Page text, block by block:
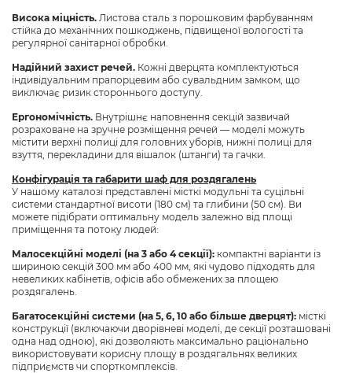
Висока міцність. Листова сталь з порошковим фарбуванням
стійка до механічних пошкоджень, підвищеної вологості та
регулярної санітарної обробки.
Надійний захист речей. Кожні дверцята комплектуються
індивідуальним прапорцевим або сувальдним замком, що
виключає ризик стороннього доступу.
Ергономічність. Внутрішнє наповнення секцій зазвичай
розраховане на зручне розміщення речей — моделі можуть
містити верхні полиці для головних уборів, нижні полиці для
взуття, перекладини для вішалок (штанги) та гачки.
Конфігурація та габарити шаф для роздягалень
У нашому каталозі представлені місткі модульні та суцільні
системи стандартної висоти (180 см) та глибини (50 см). Ви
можете підібрати оптимальну модель залежно від площі
приміщення та потоку людей:
Малосекційні моделі (на 3 або 4 секції): компактні варіанти із
шириною секцій 300 мм або 400 мм, які чудово підходять для
невеликих кабінетів, офісів або обмежених за площею
роздягалень.
Багатосекційні системи (на 5, 6, 10 або більше дверцят): місткі
конструкції (включаючи дворівневі моделі, де секції розташовані
одна над одною), які дозволяють максимально раціонально
використовувати корисну площу в роздягальнях великих
підприємств чи спорткомплексів.